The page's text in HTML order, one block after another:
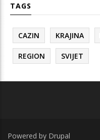
TAGS
CAZIN KRAJINA
REGION SVIJET
Powered by Drupal